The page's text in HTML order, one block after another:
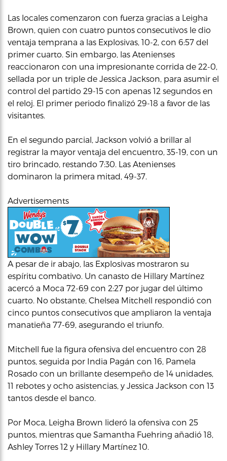
Las locales comenzaron con fuerza gracias a Leigha
Brown, quien con cuatro puntos consecutivos le dio
ventaja temprana a las Explosivas, 10-2, con 6:57 del
primer cuarto. Sin embargo, las Atenienses
reaccionaron con una impresionante corrida de 22-0,
sellada por un triple de Jessica Jackson, para asumir el
control del partido 29-15 con apenas 12 segundos en
el reloj. El primer periodo finalizó 29-18 a favor de las
visitantes.
En el segundo parcial, Jackson volvió a brillar al
registrar la mayor ventaja del encuentro, 35-19, con un
tiro brincado, restando 7:30. Las Atenienses
dominaron la primera mitad, 49-37.
Advertisements
A pesar de ir abajo, las Explosivas mostraron su
espíritu combativo. Un canasto de Hillary Martínez
acercó a Moca 72-69 con 2:27 por jugar del último
cuarto. No obstante, Chelsea Mitchell respondió con
cinco puntos consecutivos que ampliaron la ventaja
manatieña 77-69, asegurando el triunfo.
Mitchell fue la figura ofensiva del encuentro con 28
puntos, seguida por India Pagán con 16, Pamela
Rosado con un brillante desempeño de 14 unidades,
11 rebotes y ocho asistencias, y Jessica Jackson con 13
tantos desde el banco.
Por Moca, Leigha Brown lideró la ofensiva con 25
puntos, mientras que Samantha Fuehring añadió 18,
Ashley Torres 12 y Hillary Martínez 10.